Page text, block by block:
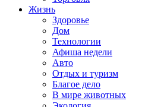
Жизнь
Здоровье
Дом
Технологии
Афиша недели
Авто
Отдых и туризм
Благое дело
В мире животных